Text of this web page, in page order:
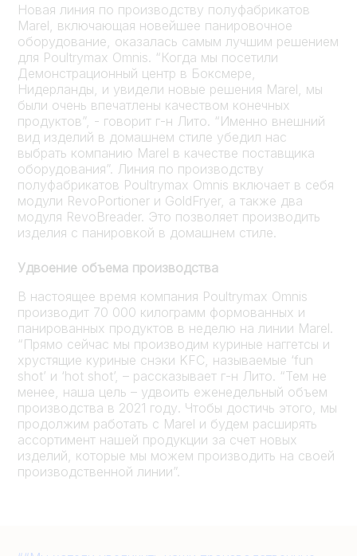
Новая линия по производству полуфабрикатов
Marel, включающая новейшее панировочное
оборудование, оказалась самым лучшим решением
для Poultrymax Omnis. “Когда мы посетили
Демонстрационный центр в Боксмере,
Нидерланды, и увидели новые решения Marel, мы
были очень впечатлены качеством конечных
продуктов”, - говорит г-н Лито. “Именно внешний
вид изделий в домашнем стиле убедил нас
выбрать компанию Marel в качестве поставщика
оборудования”. Линия по производству
полуфабрикатов Poultrymax Omnis включает в себя
модули RevoPortioner и GoldFryer, а также два
модуля RevoBreader. Это позволяет производить
изделия с панировкой в домашнем стиле.
Удвоение объема производства
В настоящее время компания Poultrymax Omnis
производит 70 000 килограмм формованных и
панированных продуктов в неделю на линии Marel.
“Прямо сейчас мы производим куриные наггетсы и
хрустящие куриные снэки KFC, называемые ‘fun
shot’ и ‘hot shot’, – рассказывает г-н Лито. “Тем не
менее, наша цель – удвоить еженедельный объем
производства в 2021 году. Чтобы достичь этого, мы
продолжим работать с Marel и будем расширять
ассортимент нашей продукции за счет новых
изделий, которые мы можем производить на своей
производственной линии”.